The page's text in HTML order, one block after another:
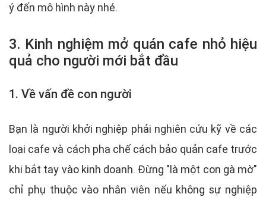
ý đến mô hình này nhé.
3. Kinh nghiệm mở quán cafe nhỏ hiệu
quả cho người mới bắt đầu
1. Về vấn đề con người
Bạn là người khởi nghiệp phải nghiên cứu kỹ về các
loại cafe và cách pha chế cách bảo quản cafe trước
khi bắt tay vào kinh doanh. Đừng "là một con gà mờ"
chỉ phụ thuộc vào nhân viên nếu không sự nghiệp